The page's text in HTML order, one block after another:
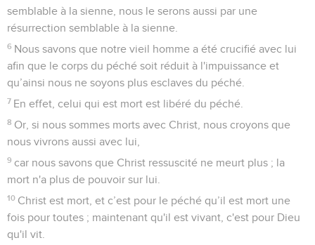
semblable à la sienne, nous le serons aussi par une
résurrection semblable à la sienne.
6 Nous savons que notre vieil homme a été crucifié avec lui
afin que le corps du péché soit réduit à l'impuissance et
qu’ainsi nous ne soyons plus esclaves du péché.
7 En effet, celui qui est mort est libéré du péché.
8 Or, si nous sommes morts avec Christ, nous croyons que
nous vivrons aussi avec lui,
9 car nous savons que Christ ressuscité ne meurt plus ; la
mort n'a plus de pouvoir sur lui.
10 Christ est mort, et c’est pour le péché qu’il est mort une
fois pour toutes ; maintenant qu'il est vivant, c'est pour Dieu
qu'il vit.